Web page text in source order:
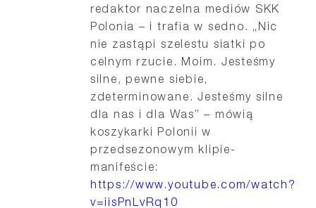
redaktor naczelna mediów SKK
Polonia – i trafia w sedno. „Nic
nie zastąpi szelestu siatki po
celnym rzucie. Moim. Jesteśmy
silne, pewne siebie,
zdeterminowane. Jesteśmy silne
dla nas i dla Was” – mówią
koszykarki Polonii w
przedsezonowym klipie-
manifeście:
https://www.youtube.com/watch?
v=iisPnLvRq10